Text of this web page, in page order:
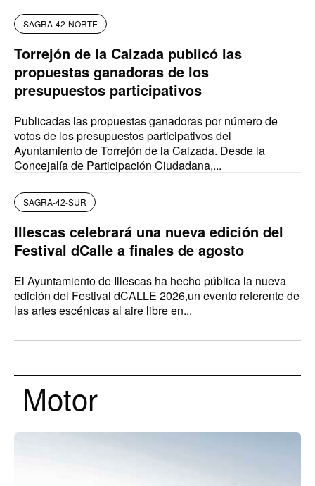
SAGRA-42-NORTE
Torrejón de la Calzada publicó las
propuestas ganadoras de los
presupuestos participativos
Publicadas las propuestas ganadoras por número de
votos de los presupuestos participativos del
Ayuntamiento de Torrejón de la Calzada. Desde la
Concejalía de Participación Ciudadana,...
SAGRA-42-SUR
Illescas celebrará una nueva edición del
Festival dCalle a finales de agosto
El Ayuntamiento de Illescas ha hecho pública la nueva
edición del Festival dCALLE 2026,un evento referente de
las artes escénicas al aire libre en...
Motor